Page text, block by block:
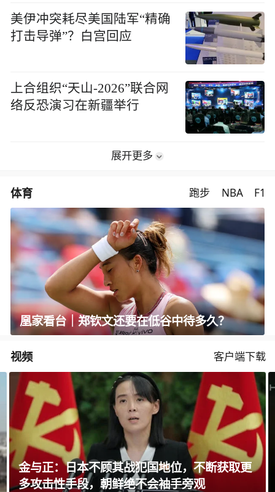
美伊冲突耗尽美国陆军“精确
打击导弹”？白宫回应
上合组织“天山-2026”联合网
络反恐演习在新疆举行
展开更多
体育 跑步 NBA F1
凰家看台｜郑钦文还要在低谷中待多久？
视频 客户端下载
加拿大不列颠省山火致逾8千人撤离